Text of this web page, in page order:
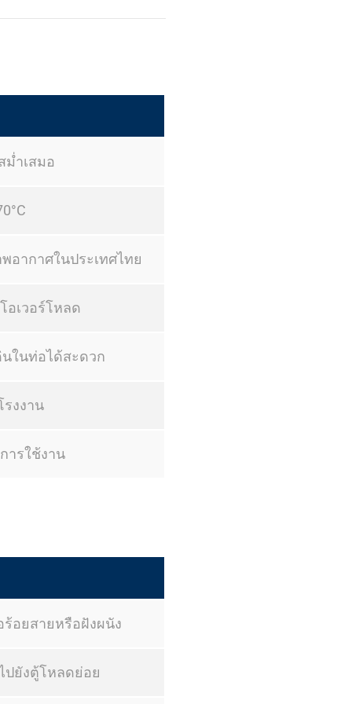
ำเสมอ
อากาศในประเทศไทย
อเวอร์โหลด
ในท่อได้สะดวก
งงาน
ารใช้งาน
อยสายหรือฝังผนัง
ปยังตู้โหลดย่อย